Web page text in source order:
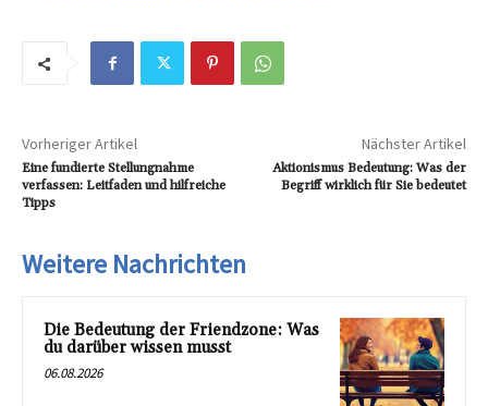
Vorheriger Artikel
Eine fundierte Stellungnahme
verfassen: Leitfaden und hilfreiche
Tipps
Nächster Artikel
Aktionismus Bedeutung: Was der
Begriff wirklich für Sie bedeutet
Weitere Nachrichten
Die Bedeutung der Friendzone: Was
du darüber wissen musst
06.08.2026